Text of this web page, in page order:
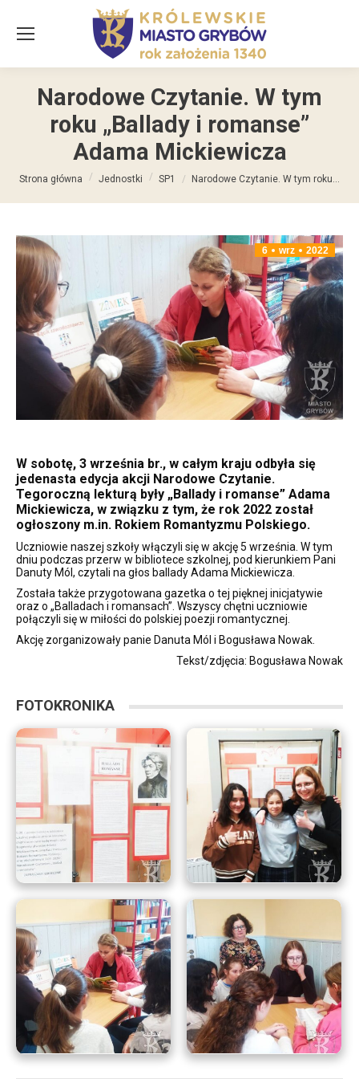
Narodowe Czytanie. W tym
roku „Ballady i romanse”
Adama Mickiewicza
Jesteś tutaj:
Strona główna Jednostki SP1 Narodowe Czytanie. W tym roku…
wrz
6 2022
W sobotę, 3 września br., w całym kraju odbyła się
jedenasta edycja akcji Narodowe Czytanie.
Tegoroczną lekturą były „Ballady i romanse” Adama
Mickiewicza, w związku z tym, że rok 2022 został
ogłoszony m.in. Rokiem Romantyzmu Polskiego.
Uczniowie naszej szkoły włączyli się w akcję 5 września. W tym
dniu podczas przerw w bibliotece szkolnej, pod kierunkiem Pani
Danuty Mól, czytali na głos ballady Adama Mickiewicza.
Została także przygotowana gazetka o tej pięknej inicjatywie
oraz o „Balladach i romansach”. Wszyscy chętni uczniowie
połączyli się w miłości do polskiej poezji romantycznej.
Akcję zorganizowały panie Danuta Mól i Bogusława Nowak.
Tekst/zdjęcia: Bogusława Nowak
FOTOKRONIKA